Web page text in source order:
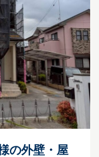
の外壁・屋